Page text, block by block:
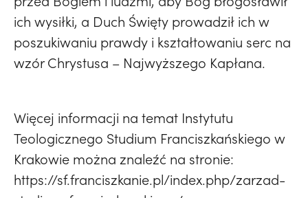
ich wysiłki, a Duch Święty prowadził ich w
poszukiwaniu prawdy i kształtowaniu serc na
wzór Chrystusa – Najwyższego Kapłana.
Więcej informacji na temat Instytutu
Teologicznego Studium Franciszkańskiego w
Krakowie można znaleźć na stronie:
https://sf.franciszkanie.pl/index.php/zarzad-